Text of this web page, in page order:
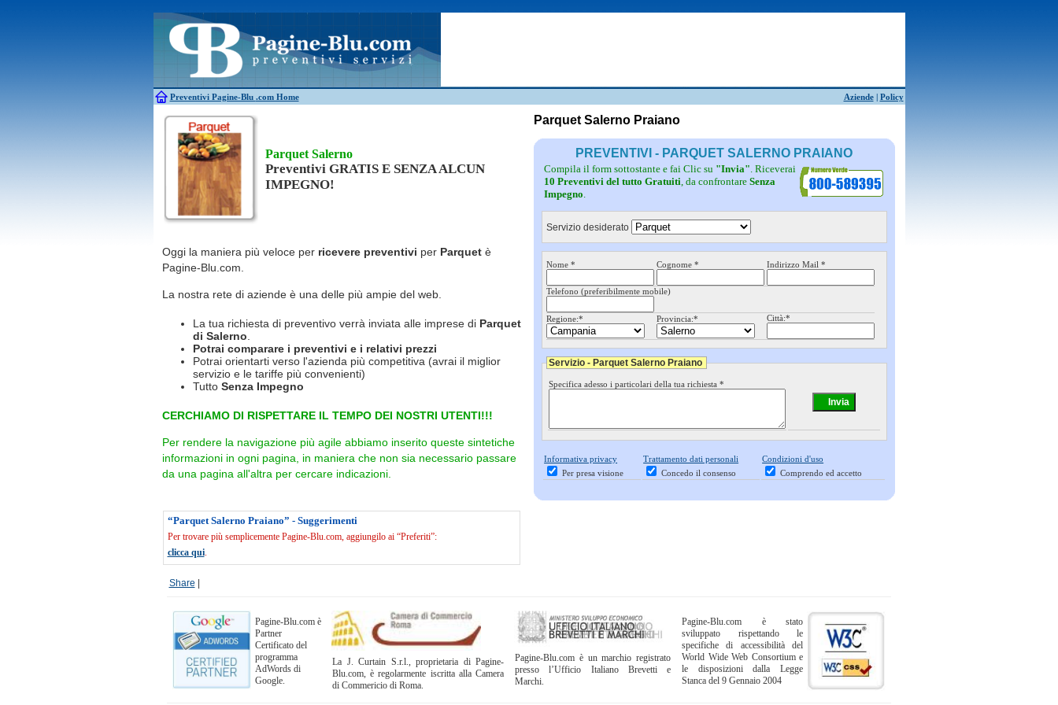
Preventivi Pagine-Blu .com Home Aziende| Policy
Antifurti
Allarme
Bagni chimici
Edilizia Giardinieri
Caldaie
Falegnami Idraulici
Canne fumarie
Parquet
Parquet Salerno
Preventivi GRATIS E SENZA ALCUN
IMPEGNO!
Oggi la maniera più veloce per ricevere preventivi per Parquetè
Pagine-Blu.com.
La nostra rete di aziende è una delle più ampie del web.
La tua richiesta di preventivo verrà inviata alle imprese di Parquet
di Salerno
Potrai comparare i preventivi e i relativi prezzi
Potrai orientarti verso l'azienda più competitiva (avrai il miglior
servizio e le tariffe più convenienti)
Tutto Senza Impegno
CERCHIAMO DI RISPETTARE IL TEMPO DEI NOSTRI UTENTI!!!
Per rendere la navigazione più agile abbiamo inserito queste sintetiche
informazioni in ogni pagina, in maniera che non sia necessario passare
da una pagina all'altra per cercare indicazioni.
“Parquet Salerno Praiano” - Suggerimenti
Per trovare più semplicemente Pagine-Blu.com, aggiungilo ai “Preferiti”:
clicca qui.
Share
Parquet Salerno Praiano
PREVENTIVI - PARQUET SALERNO PRAIANO
Compila il form sottostante e fai Clic su "Invia". Riceverai
10 Preventivi del tutto Gratuiti, da confrontareSenza
Impegno.
Servizio desiderato
Nome * Cognome * Indirizzo Mail *
Telefono (preferibilmente mobile)
Regione:* Provincia:* Città:*
Servizio - Parquet Salerno Praiano
Specifica adesso i particolari della tua richiesta *
Informativa privacy
Per presa visione
Trattamento dati personali
Concedo il consenso
Condizioni d'uso
Comprendo ed accetto
Pagine-Blu.com è
Partner
Certificato del
programma
AdWords di
Google.
La J. Curtain S.r.l., proprietaria di Pagine-
Blu.com, è regolarmente iscritta alla Camera
di Commericio di Roma.
Pagine-Blu.com è un marchio registrato
presso l’Ufficio Italiano Brevetti e
Marchi.
Pagine-Blu.com è stato
sviluppato rispettando le
specifiche di accessibilità del
World Wide Web Consortium e
le disposizioni dalla Legge
Stanca del 9 Gennaio 2004